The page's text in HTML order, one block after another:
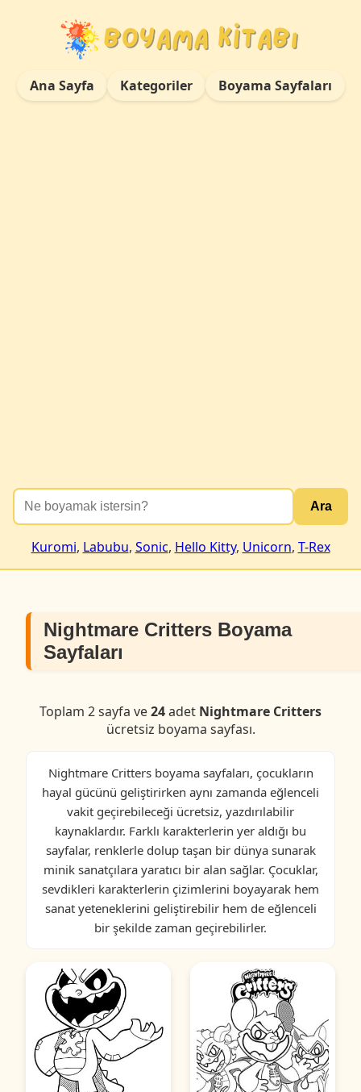
Ana Sayfa Kategoriler Boyama Sayfaları
Ara
Kuromi, Labubu, Sonic, Hello Kitty, Unicorn, T-Rex
Nightmare Critters Boyama
Sayfaları
Toplam 2 sayfa ve24adet Nightmare Critters
ücretsiz boyama sayfası.
Nightmare Critters boyama sayfaları, çocukların
hayal gücünü geliştirirken aynı zamanda eğlenceli
vakit geçirebileceği ücretsiz, yazdırılabilir
kaynaklardır. Farklı karakterlerin yer aldığı bu
sayfalar, renklerle dolup taşan bir dünya sunarak
minik sanatçılara yaratıcı bir alan sağlar. Çocuklar,
sevdikleri karakterlerin çizimlerini boyayarak hem
sanat yeteneklerini geliştirebilir hem de eğlenceli
bir şekilde zaman geçirebilirler.